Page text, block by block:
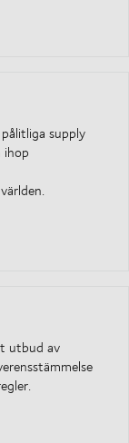
supply
utbud av